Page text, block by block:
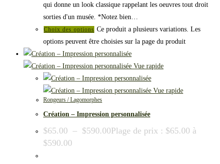
qui donne un look classique rappelant les oeuvres tout droit
sorties d'un musée. *Notez bien…
Choix des options Ce produit a plusieurs variations. Les
options peuvent être choisies sur la page du produit
Vue rapide
Vue rapide
Rongeurs / Lagomorphes
Création – Impression personnalisée
$65.00 – $590.00Plage de prix : $65.00 à
$590.00